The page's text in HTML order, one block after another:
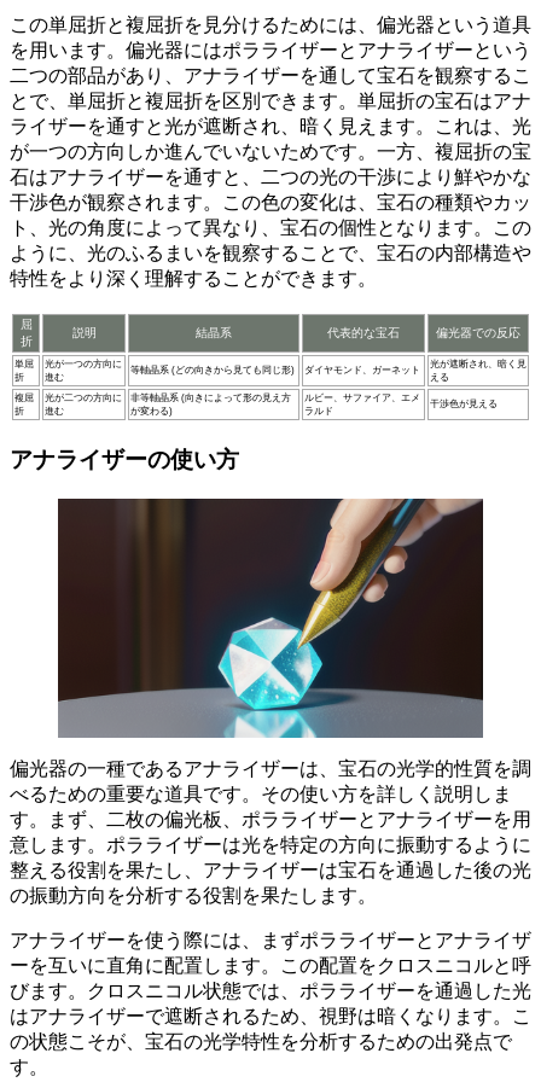
この単屈折と複屈折を見分けるためには、偏光器という道具
を用います。偏光器にはポラライザーとアナライザーという
二つの部品があり、 アナライザーを通して宝石を観察するこ
とで、単屈折と複屈折を区別 できます。単屈折の宝石はアナ
ライザーを通すと光が遮断され、暗く見えます。これは、光
が一つの方向しか進んでいないためです。一方、複屈折の宝
石はアナライザーを通すと、二つの光の干渉により鮮やかな
干渉色が観察されます。この色の変化は、宝石の種類やカッ
ト、光の角度によって異なり、宝石の個性となります。この
ように、光のふるまいを観察することで、宝石の内部構造や
特性をより深く理解することができます。
屈
折
説明 結晶系 代表的な宝石 偏光器での反応
単屈
折
光が一つの方向に
進む
等軸晶系 (どの向きから見ても同じ形) ダイヤモンド、ガーネット
光が遮断され、暗く見
える
複屈
折
光が二つの方向に
進む
非等軸晶系 (向きによって形の見え方
が変わる)
ルビー、サファイア、エメ
ラルド
干渉色が見える
アナライザーの使い方
偏光器の一種であるアナライザーは、宝石の光学的性質を調
べるための重要な道具です。 その使い方を詳しく説明しま
す。まず、二枚の偏光板、ポラライザーとアナライザーを用
意します。ポラライザーは光を特定の方向に振動するように
整える役割を果たし、アナライザーは宝石を通過した後の光
の振動方向を分析する役割を果たします。
アナライザーを使う際には、まずポラライザーとアナライザ
ーを互いに直角に配置します。この配置をクロスニコルと呼
びます。
クロスニコル状態では、ポラライザーを通過した光
はアナライザーで遮断されるため、視野は暗くなります。こ
の状態こそが、宝石の光学特性を分析するための出発点で
す。